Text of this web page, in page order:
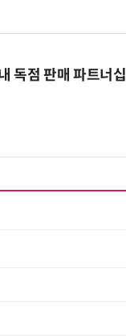
독점 판매 파트너십